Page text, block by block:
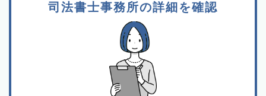
司法書士事務所の詳細を確認